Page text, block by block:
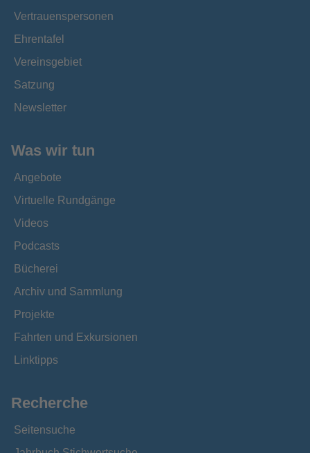
Vertrauenspersonen
Ehrentafel
Vereinsgebiet
Satzung
Newsletter
Was wir tun
Angebote
Virtuelle Rundgänge
Videos
Podcasts
Bücherei
Archiv und Sammlung
Projekte
Fahrten und Exkursionen
Linktipps
Recherche
Seitensuche